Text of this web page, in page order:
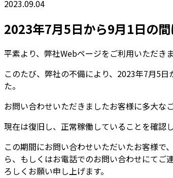
2023.09.04
2023年7月5日から9月1日の
平素より、弊社Webページをご利用いただき
このたび、弊社の不備により、2023年7月5
た。
お問い合わせいただきましたお客様に多大な
現在は復旧し、正常稼働していることを確認し
この期間にお問い合わせいただいたお客様
ら、もしくはお電話でのお問い合わせにてご
ろしくお願い申し上げます。